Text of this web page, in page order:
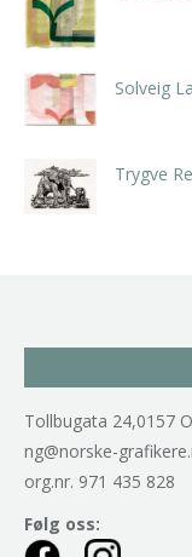
Solveig
Trygve
Tollbugata 24,0157
ng@norske-
org.nr. 971 435 828
Følg oss: